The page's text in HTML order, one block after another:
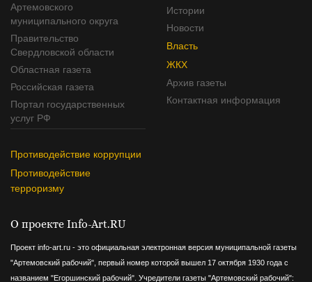
Артемовского
муниципального округа
Правительство
Свердловской области
Областная газета
Российская газета
Портал государственных
услуг РФ
Противодействие коррупции
Противодействие
терроризму
Истории
Новости
Власть
ЖКХ
Архив газеты
Контактная информация
О проекте Info-Art.RU
Проект info-art.ru - это официальная электронная версия муниципальной газеты
"Артемовский рабочий", первый номер которой вышел 17 октября 1930 года с
названием "Егоршинский рабочий". Учредители газеты "Артемовский рабочий":